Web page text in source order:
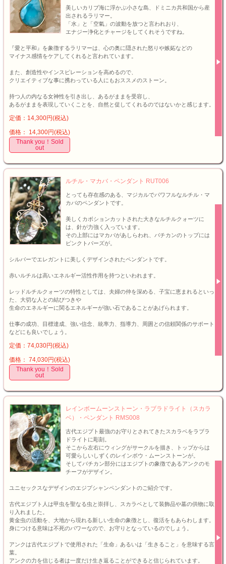
美しいカリブ海に浮かぶ小さな島、ドミニカ共和国から産
出されるラリマー。
「水」と「空氣」の波動を放つと言われおり、
エナジー浄化とチャージをしてくれそうですね。
『愛と平和』を象徴するラリマーは、心の奥に隠された怒りや嫉妬などの
マイナス感情をケアしてくれると言われています。
また、創造性やインスピレーションを高めるので、
クリエイティブな事に携わっている人にもおススメのストーン。
持つ人の内なる女神性を引き出し、あるがままを受容し、
あるがままを表現していくことを、自然と促してくれるのではないかと感じます。
定価：14,300円(税込)
価格： 14,300円(税込)
Thank you！Sold
out
ルチル・マカバ・ペンダント RUT006
とっても存在感のある、マジカルでパワフルなルチル・マ
カバのペンダントです。
美しくカボションカットされた大きなルチルクォーツに
は、針が力強く入っています。
その上部にはマカバがあしらわれ、バチカンのトップには
ピンクトパーズが。
シルバーでエレガントに美しくデザインされたペンダントです。
赤いルチルは高いエネルギー活性作用を持つといわれます。
レッドルチルクォーツの特性としては、夫婦の仲を深める、子宝に恵まれるといっ
た、大切な人との結びつきや
生命のエネルギーに関るエネルギーが強い石であることがあげられます。
仕事の成功、目標達成、強い信念、統率力、指導力、周囲との信頼関係のサポート
などにも良いでしょう。
定価：74,030円(税込)
価格： 74,030円(税込)
Thank you！Sold
out
レインボームーンストーン・ラブラドライト（スカラ
ベ）・ペンダント RMS008
古代エジプト最強のお守りとされてきたスカラベをラブラ
ドライトに彫刻。
そこから左右にウィングがサークルを描き、トップからは
可愛らしいしずくのレインボウ・ムーンストーンが。
そしてバチカン部分にはエジプトの象徴であるアンクのモ
チーフがデザイン。
ユニセックスなデザインのエジプシャンペンダントのご紹介です。
古代エジプト人は甲虫を聖なる虫と崇拝し、スカラベとして装飾品や墓の供物に取
り入れました。
黄金虫の活動を、大地から現れる新しい生命の象徴とし、復活をもあらわします。
身につける意味は不死のパワーなので、お守りとなっているのでしょう。
アンクは古代エジプトで使用された「生命」あるいは「生きること」を意味する言
葉。
アンクの力を信じる者は一度だけ生き返ることができると信じられています。